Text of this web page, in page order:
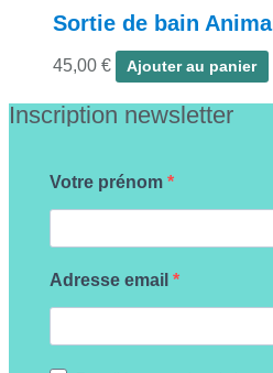
Sortie de bain
45,00 € Ajouter au panier
Inscription newsletter
Votre prénom
Adresse email